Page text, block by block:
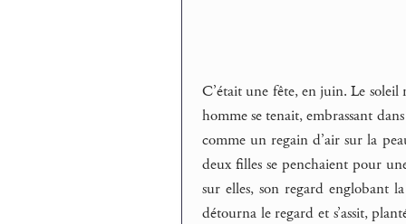
C’était une fête, en juin. Le
homme se tenait, embrassant
comme un regain d’air sur la
deux filles se penchaient pour
sur elles, son regard englobant
détourna le regard et s’assit,